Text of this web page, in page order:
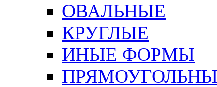
ОВАЛЬНЫЕ
КРУГЛЫЕ
ИНЫЕ ФОРМЫ